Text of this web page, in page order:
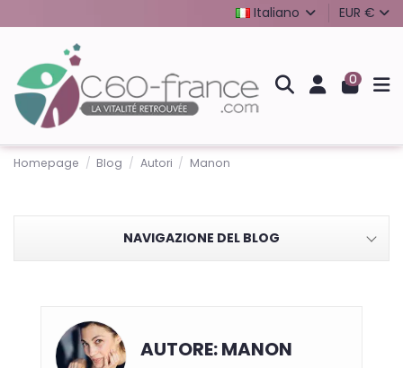
Italiano EUR €
0
Homepage Blog Autori Manon
NAVIGAZIONE DEL BLOG
AUTORE: MANON